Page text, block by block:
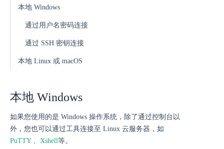
本地 Windows
通过用户名密码连接
通过 SSH 密钥连接
本地 Linux 或 macOS
本地 Windows
如果您使用的是 Windows 操作系统，除了通过控制台以
外，您也可以通过工具连接至 Linux 云服务器，如
PuTTY、 Xshell等。